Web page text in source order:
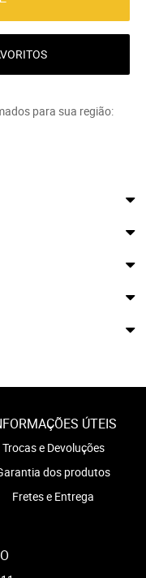
para sua região:
ÚTEIS
Trocas e Devoluções
dos produtos
Fretes e Entrega